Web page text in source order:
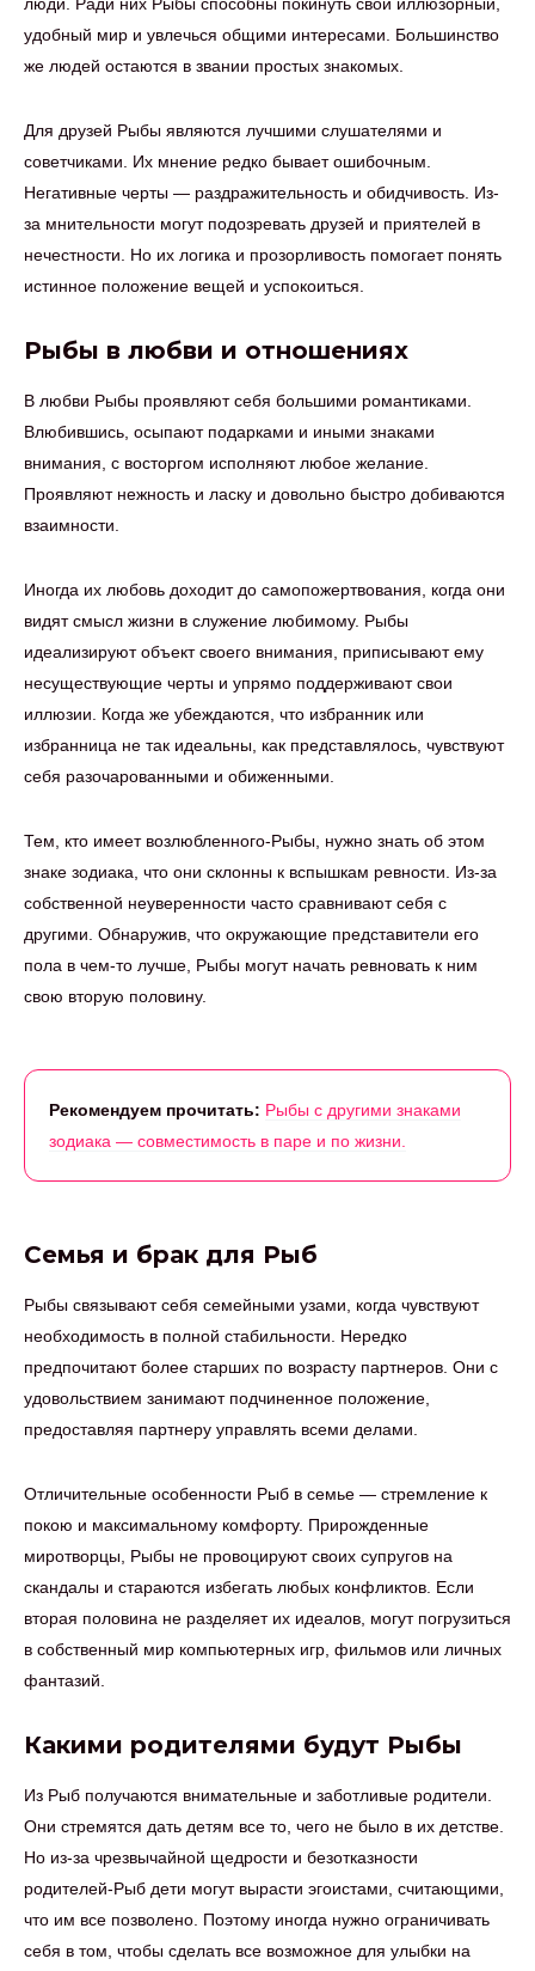
удобный мир и увлечься общими интересами. Большинство
же людей остаются в звании простых знакомых.
Для друзей Рыбы являются лучшими слушателями и
советчиками. Их мнение редко бывает ошибочным.
Негативные черты — раздражительность и обидчивость. Из-
за мнительности могут подозревать друзей и приятелей в
нечестности. Но их логика и прозорливость помогает понять
истинное положение вещей и успокоиться.
Рыбы в любви и отношениях
В любви Рыбы проявляют себя большими романтиками.
Влюбившись, осыпают подарками и иными знаками
внимания, с восторгом исполняют любое желание.
Проявляют нежность и ласку и довольно быстро добиваются
взаимности.
Иногда их любовь доходит до самопожертвования, когда они
видят смысл жизни в служение любимому. Рыбы
идеализируют объект своего внимания, приписывают ему
несуществующие черты и упрямо поддерживают свои
иллюзии. Когда же убеждаются, что избранник или
избранница не так идеальны, как представлялось, чувствуют
себя разочарованными и обиженными.
Тем, кто имеет возлюбленного-Рыбы, нужно знать об этом
знаке зодиака, что они склонны к вспышкам ревности. Из-за
собственной неуверенности часто сравнивают себя с
другими. Обнаружив, что окружающие представители его
пола в чем-то лучше, Рыбы могут начать ревновать к ним
свою вторую половину.
Рекомендуем прочитать: Рыбы с другими знаками
зодиака — совместимость в паре и по жизни.
Семья и брак для Рыб
Рыбы связывают себя семейными узами, когда чувствуют
необходимость в полной стабильности. Нередко
предпочитают более старших по возрасту партнеров. Они с
удовольствием занимают подчиненное положение,
предоставляя партнеру управлять всеми делами.
Отличительные особенности Рыб в семье — стремление к
покою и максимальному комфорту. Прирожденные
миротворцы, Рыбы не провоцируют своих супругов на
скандалы и стараются избегать любых конфликтов. Если
вторая половина не разделяет их идеалов, могут погрузиться
в собственный мир компьютерных игр, фильмов или личных
фантазий.
Какими родителями будут Рыбы
Из Рыб получаются внимательные и заботливые родители.
Они стремятся дать детям все то, чего не было в их детстве.
Но из-за чрезвычайной щедрости и безотказности
родителей-Рыб дети могут вырасти эгоистами, считающими,
что им все позволено. Поэтому иногда нужно ограничивать
себя в том, чтобы сделать все возможное для улыбки на